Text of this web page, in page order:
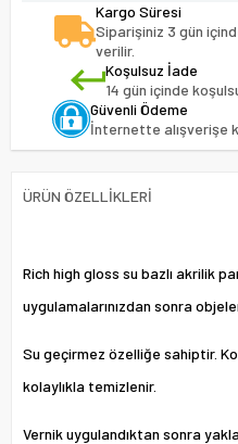
Kargo Süresi
Siparişiniz 3 gün
verilir.
Koşulsuz İade
14 gün içinde
Güvenli Ödeme
İnternette alışverişe
ÜRÜN ÖZELLIKLERI
Rich high gloss su bazlı akrilik
uygulamalarınızdan sonra
Su geçirmez özelliğe sahiptir.
kolaylıkla temizlenir.
Vernik uygulandıktan sonra